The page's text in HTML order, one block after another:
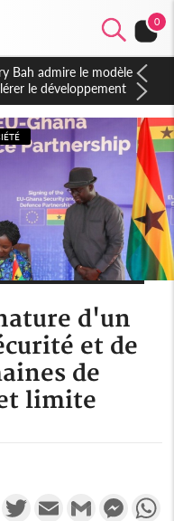
0
pour le métro
d'accélérateur aux
d'un
et de
de
limite
FacebookTwitterEmail Gmail